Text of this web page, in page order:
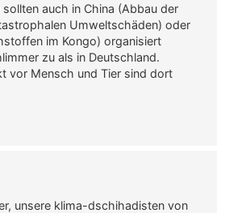
auch in China (Abbau der
Umweltschäden) oder
im Kongo) organisiert
zu als in Deutschland.
vor Mensch und Tier sind dort
unsere klima-dschihadisten von